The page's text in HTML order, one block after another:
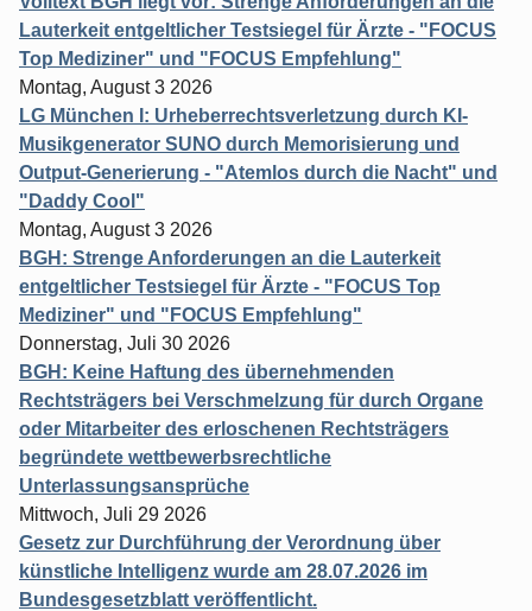
Lauterkeit entgeltlicher Testsiegel für Ärzte - "FOCUS
Top Mediziner" und "FOCUS Empfehlung"
Montag, August 3 2026
LG München I: Urheberrechtsverletzung durch KI-
Musikgenerator SUNO durch Memorisierung und
Output-Generierung - "Atemlos durch die Nacht" und
"Daddy Cool"
Montag, August 3 2026
BGH: Strenge Anforderungen an die Lauterkeit
entgeltlicher Testsiegel für Ärzte - "FOCUS Top
Mediziner" und "FOCUS Empfehlung"
Donnerstag, Juli 30 2026
BGH: Keine Haftung des übernehmenden
Rechtsträgers bei Verschmelzung für durch Organe
oder Mitarbeiter des erloschenen Rechtsträgers
begründete wettbewerbsrechtliche
Unterlassungsansprüche
Mittwoch, Juli 29 2026
Gesetz zur Durchführung der Verordnung über
künstliche Intelligenz wurde am 28.07.2026 im
Bundesgesetzblatt veröffentlicht.